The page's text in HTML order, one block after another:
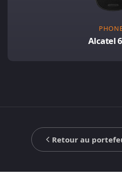
Alcatel
Retour au